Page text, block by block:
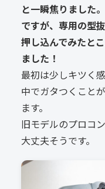
と一瞬焦りました。
ですが、専用の型
押し込んでみたと
ました！
最初は少しキツく
中でガタつくこと
ます。
旧モデルのプロコ
大丈夫そうです。